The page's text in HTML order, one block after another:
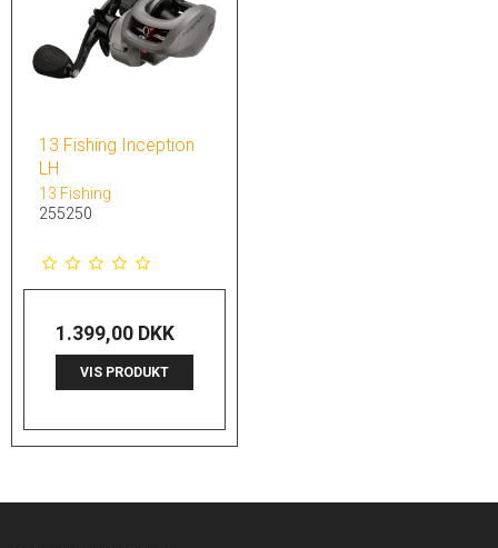
13 Fishing Inception
LH
13 Fishing
255250
1.399,00 DKK
VIS PRODUKT